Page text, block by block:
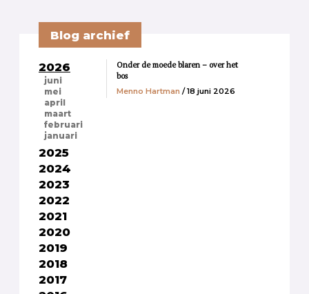
Blog archief
2026
juni
mei
april
maart
februari
januari
2025
2024
2023
2022
2021
2020
2019
2018
2017
Onder de moede blaren – over het
bos
Menno Hartman / 18 juni 2026